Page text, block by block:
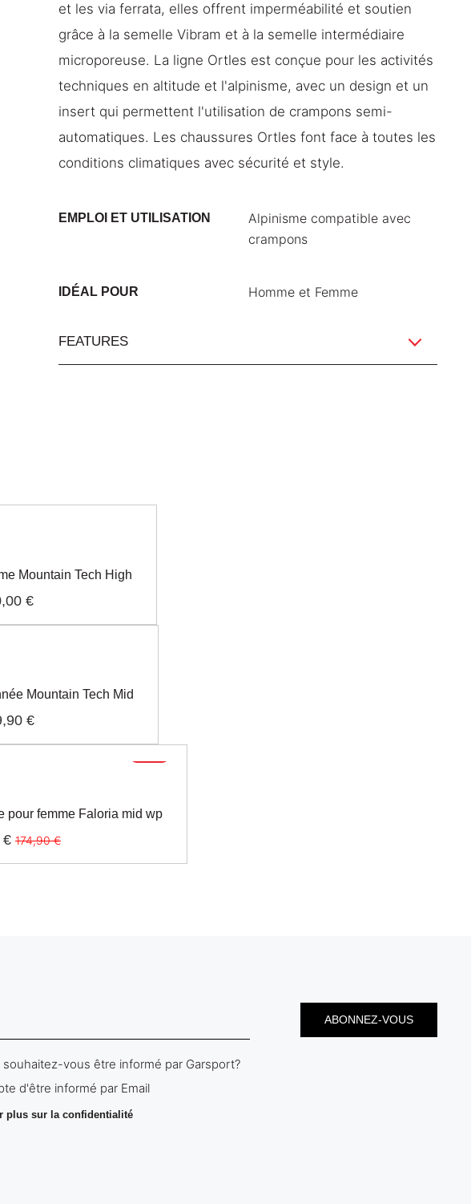
et les via ferrata, elles offrent imperméabilité et soutien
grâce à la semelle Vibram et à la semelle intermédiaire
microporeuse. La ligne Ortles est conçue pour les activités
techniques en altitude et l'alpinisme, avec un design et un
insert qui permettent l'utilisation de crampons semi-
automatiques. Les chaussures Ortles font face à toutes les
conditions climatiques avec sécurité et style.
EMPLOI ET UTILISATION
Alpinisme compatible avec
crampons
IDÉAL POUR Homme et Femme
FEATURES
Mountain Tech High
€
Mountain Tech Mid
€
pour femme Faloria mid wp
€ 174,90 €
vous être informé par Garsport?
d'être informé par Email
plus sur la confidentialité